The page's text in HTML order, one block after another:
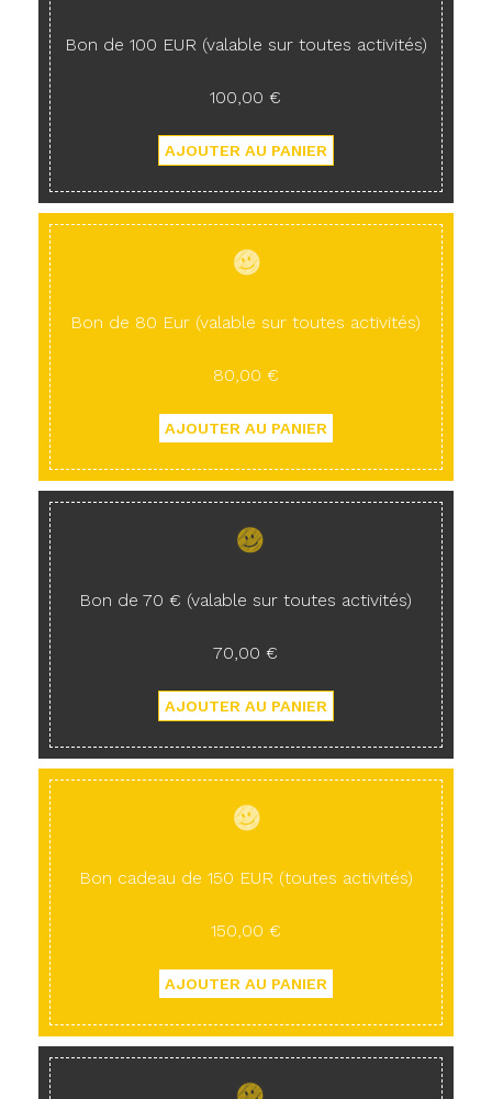
Bon de 100 EUR (valable sur toutes activités)
100,00 €
Bon de 80 Eur (valable sur toutes activités)
80,00 €
Bon de 70 € (valable sur toutes activités)
70,00 €
Bon cadeau de 150 EUR (toutes activités)
150,00 €